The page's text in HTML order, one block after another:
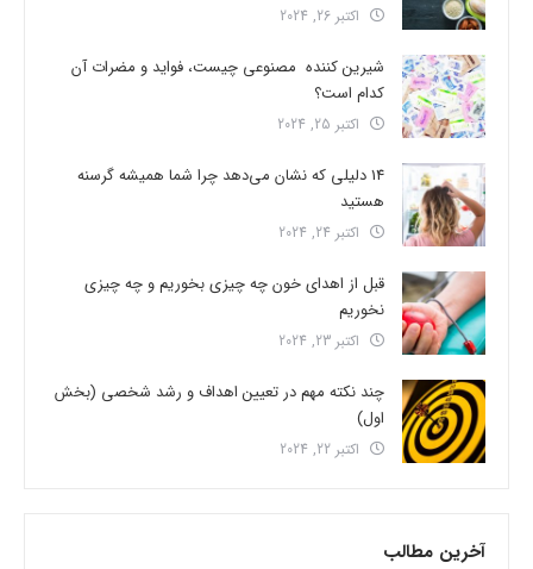
اکتبر 26, 2024
شیرین کننده مصنوعی چیست، فواید و مضرات آن
کدام است؟
اکتبر 25, 2024
14 دلیلی که نشان می‌دهد چرا شما همیشه گرسنه
هستید
اکتبر 24, 2024
قبل از اهدای خون چه چیزی بخوریم و چه چیزی
نخوریم
اکتبر 23, 2024
چند نکته مهم در تعیین اهداف و رشد شخصی (بخش
اول)
اکتبر 22, 2024
آخرین مطالب